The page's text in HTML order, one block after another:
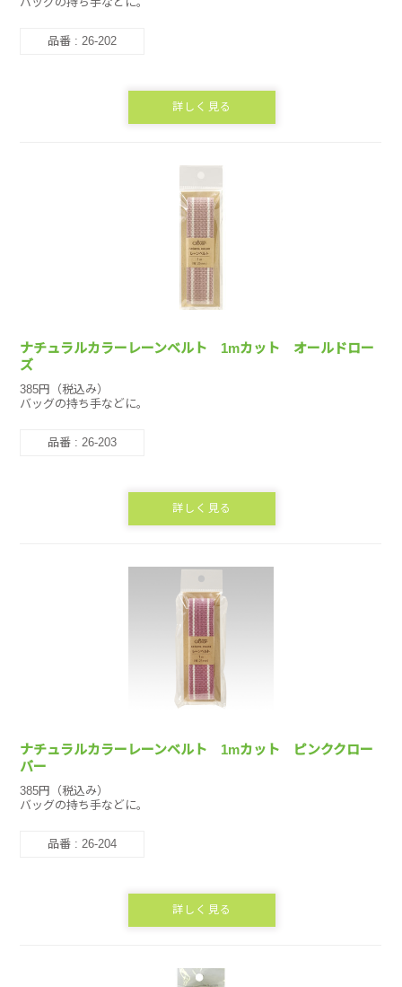
品番 : 26-202
詳しく見る
ナチュラルカラーレーンベルト 1mカット オールドロー
ズ
385円（税込み）
バッグの持ち手などに。
品番 : 26-203
詳しく見る
ナチュラルカラーレーンベルト 1mカット ピンククロー
バー
385円（税込み）
バッグの持ち手などに。
品番 : 26-204
詳しく見る